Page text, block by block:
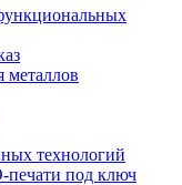
металлов
технологий
печати под ключ